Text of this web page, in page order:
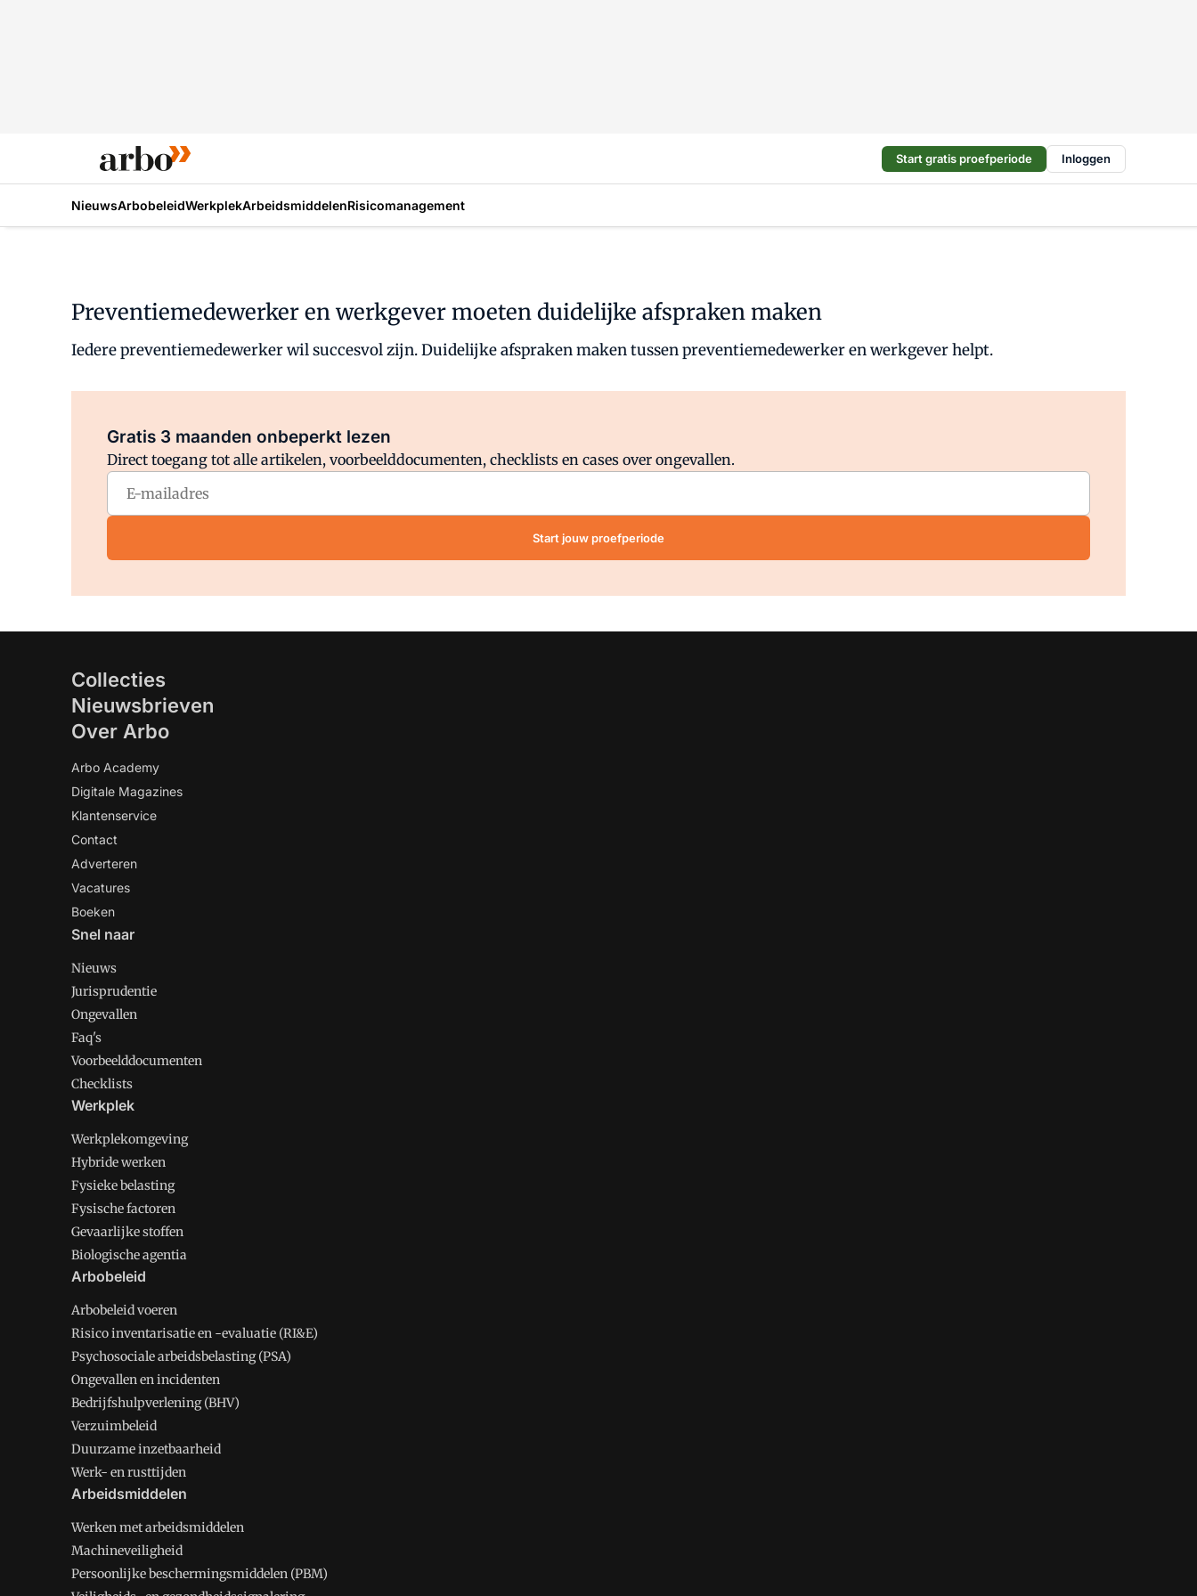
Start gratis proefperiode Inloggen
NieuwsArbobeleidWerkplekArbeidsmiddelenRisicomanagement
Preventiemedewerker en werkgever moeten duidelijke afspraken maken
Iedere preventiemedewerker wil succesvol zijn. Duidelijke afspraken maken tussen preventiemedewerker en werkgever helpt.
Gratis 3 maanden onbeperkt lezen
Direct toegang tot alle artikelen, voorbeelddocumenten, checklists en cases over ongevallen.
Start jouw proefperiode
Collecties
Nieuwsbrieven
Over Arbo
Arbo Academy
Digitale Magazines
Klantenservice
Contact
Adverteren
Vacatures
Boeken
Snel naar
Nieuws
Jurisprudentie
Ongevallen
Faq's
Voorbeelddocumenten
Checklists
Werkplek
Werkplekomgeving
Hybride werken
Fysieke belasting
Fysische factoren
Gevaarlijke stoffen
Biologische agentia
Arbobeleid
Arbobeleid voeren
Risico inventarisatie en -evaluatie (RI&E)
Psychosociale arbeidsbelasting (PSA)
Ongevallen en incidenten
Bedrijfshulpverlening (BHV)
Verzuimbeleid
Duurzame inzetbaarheid
Werk- en rusttijden
Arbeidsmiddelen
Werken met arbeidsmiddelen
Machineveiligheid
Persoonlijke beschermingsmiddelen (PBM)